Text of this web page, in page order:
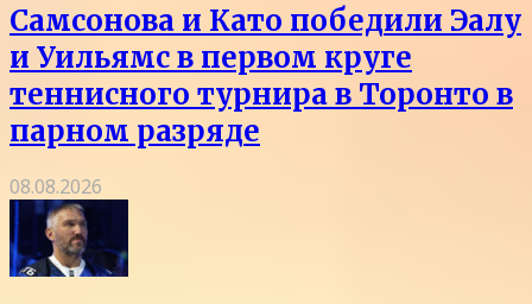
Самсонова и Като победили Эалу
и Уильямс в первом круге
теннисного турнира в Торонто в
парном разряде
08.08.2026